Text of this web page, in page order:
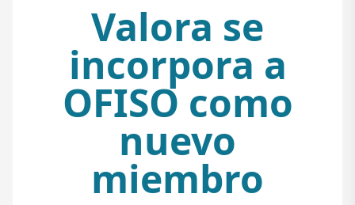
Valora se
incorpora a
OFISO como
nuevo
miembro